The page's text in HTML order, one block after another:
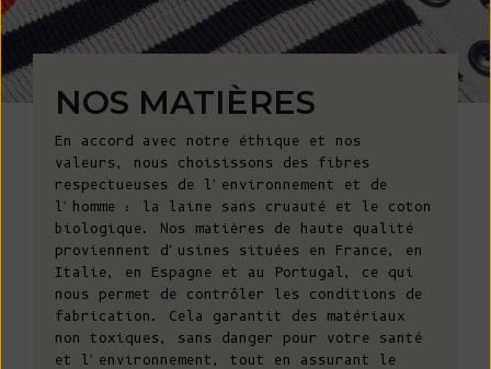
NOS MATIÈRES
En accord avec notre éthique et nos
valeurs, nous choisissons des fibres
respectueuses de l'environnement et de
l'homme : la laine sans cruauté et le coton
biologique. Nos matières de haute qualité
proviennent d'usines situées en France, en
Italie, en Espagne et au Portugal, ce qui
nous permet de contrôler les conditions de
fabrication. Cela garantit des matériaux
non toxiques, sans danger pour votre santé
et l'environnement, tout en assurant le